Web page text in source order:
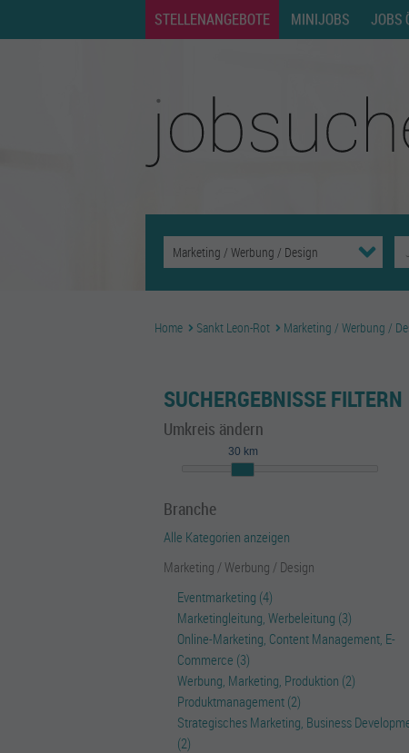
STELLENANGEBOTE MINIJOBS JOBS
Home Sankt Leon-Rot Marketing / Werbung /
SUCHERGEBNISSE FILTERN
Umkreis ändern
30 km
Branche
Alle Kategorien anzeigen
Marketing / Werbung / Design
Eventmarketing (4)
Marketingleitung, Werbeleitung (3)
Online-Marketing, Content Management, E-
Commerce (3)
Werbung, Marketing, Produktion (2)
Produktmanagement (2)
Strategisches Marketing, Business
(2)